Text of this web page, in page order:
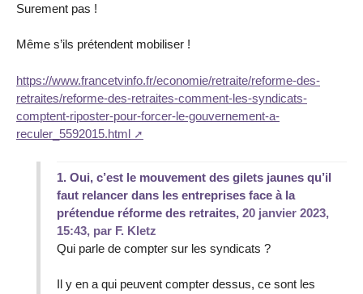
Surement pas !
Même s’ils prétendent mobiliser !
https://www.francetvinfo.fr/economie/retraite/reforme-des-
retraites/reforme-des-retraites-comment-les-syndicats-
comptent-riposter-pour-forcer-le-gouvernement-a-
reculer_5592015.html
1. Oui, c’est le mouvement des gilets jaunes qu’il
faut relancer dans les entreprises face à la
prétendue réforme des retraites, 20 janvier 2023,
15:43, par F. Kletz
Qui parle de compter sur les syndicats ?
Il y en a qui peuvent compter dessus, ce sont les